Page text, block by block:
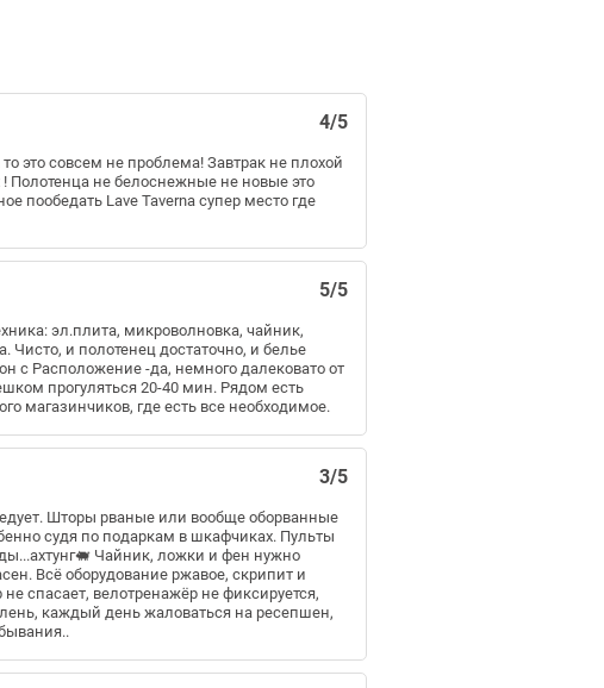
4/5
это совсем не проблема! Завтрак не плохой
Полотенца не белоснежные не новые это
пообедать Lave Taverna супер место где
5/5
эл.плита, микроволновка, чайник,
Чисто, и полотенец достаточно, и белье
с Расположение -да, немного далековато от
прогуляться 20-40 мин. Рядом есть
магазинчиков, где есть все необходимое.
3/5
Шторы рваные или вообще оборванные
судя по подаркам в шкафчиках. Пульты
Чайник, ложки и фен нужно
Всё оборудование ржавое, скрипит и
спасает, велотренажёр не фиксируется,
каждый день жаловаться на ресепшен,